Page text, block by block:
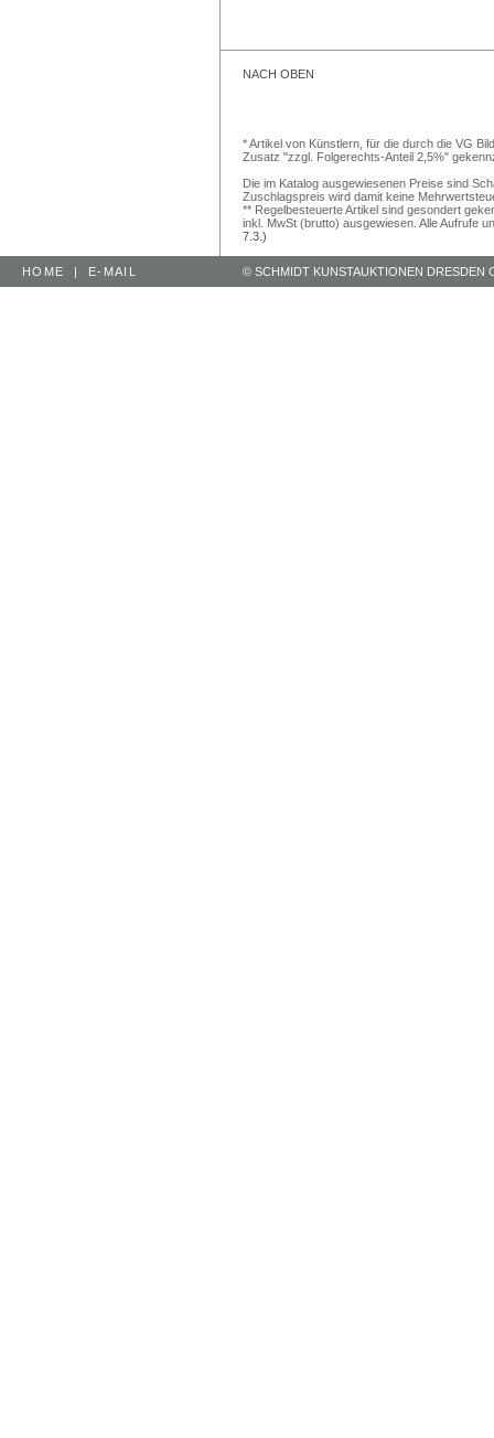
NACH OBEN
* Artikel von Künstlern, für die durch die VG
Zusatz "zzgl. Folgerechts-Anteil 2,5%"
Die im Katalog ausgewiesenen Preise sind
Zuschlagspreis wird damit keine
** Regelbesteuerte Artikel sind gesondert
inkl. MwSt (brutto) ausgewiesen. Alle Aufrufe
7.3.)
HOME | E-MAIL © SCHMIDT KUNSTAUKTIONEN DRESDEN